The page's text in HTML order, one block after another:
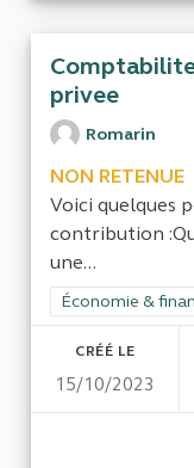
privee
Romarin
NON RETENUE
Voici quelques
contribution
une...
Filtrer les
Économie &
CRÉÉ LE
15/10/2023